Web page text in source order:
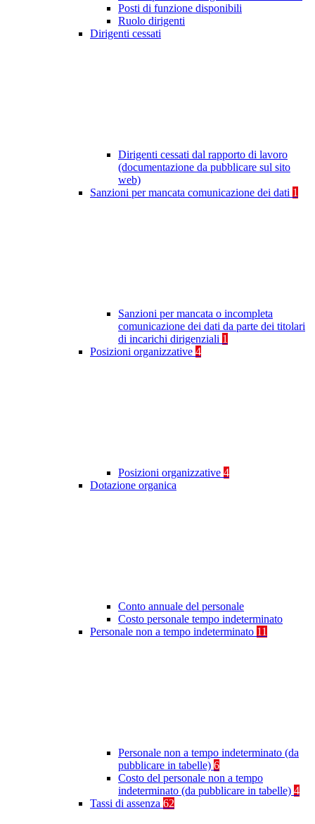
Posti di funzione disponibili
Ruolo dirigenti
Dirigenti cessati
Dirigenti cessati dal rapporto di lavoro
(documentazione da pubblicare sul sito
web)
Sanzioni per mancata comunicazione dei dati 1
Sanzioni per mancata o incompleta
comunicazione dei dati da parte dei titolari
di incarichi dirigenziali 1
Posizioni organizzative 4
Posizioni organizzative 4
Dotazione organica
Conto annuale del personale
Costo personale tempo indeterminato
Personale non a tempo indeterminato 11
Personale non a tempo indeterminato (da
pubblicare in tabelle) 6
Costo del personale non a tempo
indeterminato (da pubblicare in tabelle) 4
Tassi di assenza 62